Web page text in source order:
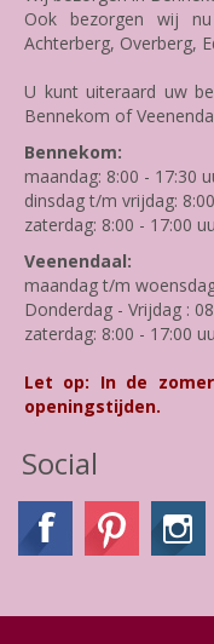
Ook bezorgen wij
Achterberg, Overberg,
U kunt uiteraard uw
Bennekom of
Bennekom:
maandag: 8:00 - 17:30
dinsdag t/m vrijdag:
zaterdag: 8:00 - 17:00
Veenendaal:
maandag t/m
Donderdag - Vrijdag :
zaterdag: 8:00 - 17:00
Let op: In de
openingstijden.
Social